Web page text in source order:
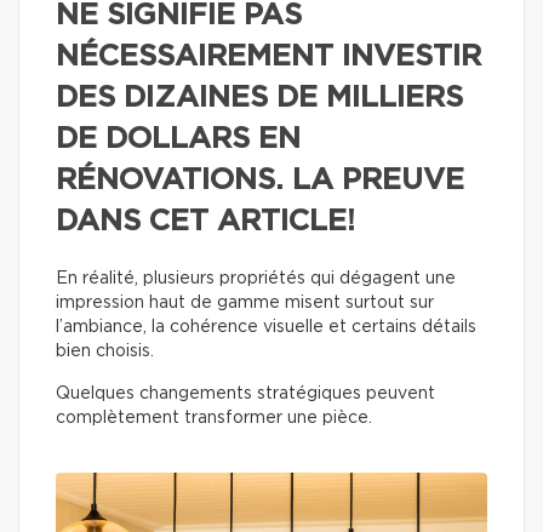
NE SIGNIFIE PAS
NÉCESSAIREMENT INVESTIR
DES DIZAINES DE MILLIERS
DE DOLLARS EN
RÉNOVATIONS. LA PREUVE
DANS CET ARTICLE!
En réalité, plusieurs propriétés qui dégagent une
impression haut de gamme misent surtout sur
l’ambiance, la cohérence visuelle et certains détails
bien choisis.
Quelques changements stratégiques peuvent
complètement transformer une pièce.